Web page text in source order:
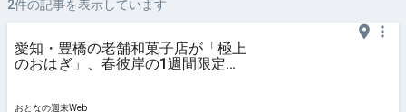
2件の記事を表示しています
愛知・豊橋の老舗和菓子店が「極上
のおはぎ」、春彼岸の1週間限定、
おとなの週末Web